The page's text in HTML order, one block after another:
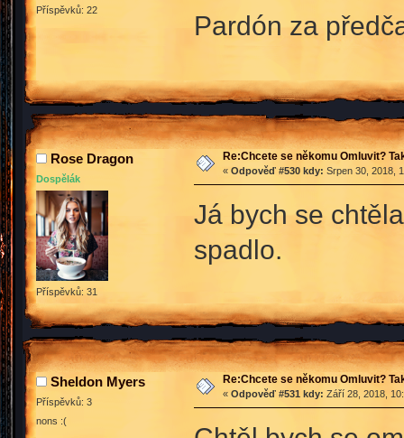
Příspěvků: 22
Pardón za
Rose Dragon
Dospělák
Příspěvků: 31
Re:Chcete se někomu Omluvit?
« Odpověď #530 kdy: Srpen 30, 2018,
Já bych se
spadlo.
Sheldon Myers
Příspěvků: 3
nons :(
Re:Chcete se někomu Omluvit?
« Odpověď #531 kdy: Září 28, 2018,